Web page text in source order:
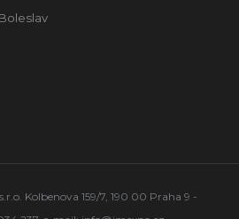
Kolbenova 159/7, 190 00 Praha 9 -